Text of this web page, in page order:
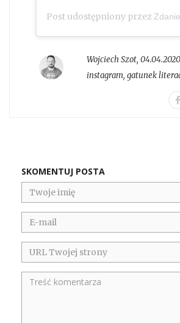
Post udostępniony przez
Wojciech Szot,
instagram, gatunek
SKOMENTUJ POSTA